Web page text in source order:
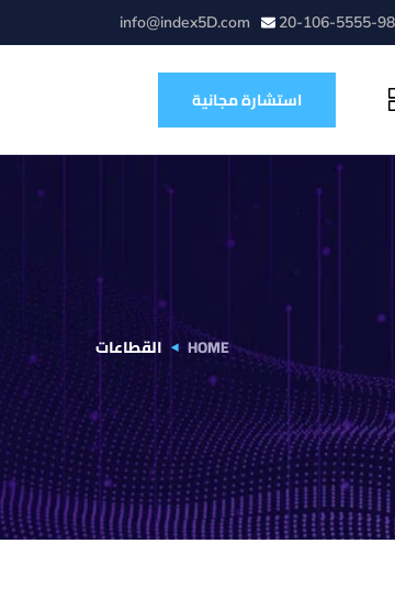
info@index5D.com
استشارة مجانية
HOME القطاعات